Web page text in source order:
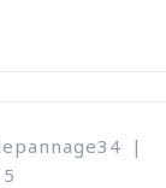
|